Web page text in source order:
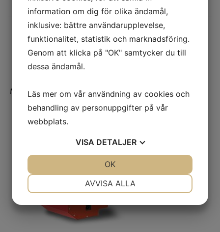
Ulma Basic 40kW
Med 1,7m matarskruv.
information om dig för olika ändamål,
inklusive: bättre användarupplevelse,
funktionalitet, statistik och marknadsföring.
Genom att klicka på "OK" samtycker du till
dessa ändamål.
Läs mer om vår användning av cookies och
behandling av personuppgifter på vår
webbplats.
VISA DETALJER
MARKNADSFÖRING
AVVISA ALLA
OK